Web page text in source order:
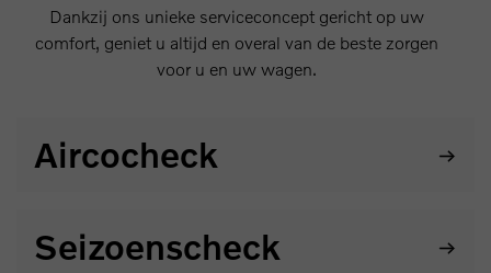
Dankzij ons unieke serviceconcept gericht op uw
comfort, geniet u altijd en overal van de beste zorgen
voor u en uw wagen.
Aircocheck
voor uw comfort
Seizoenscheck